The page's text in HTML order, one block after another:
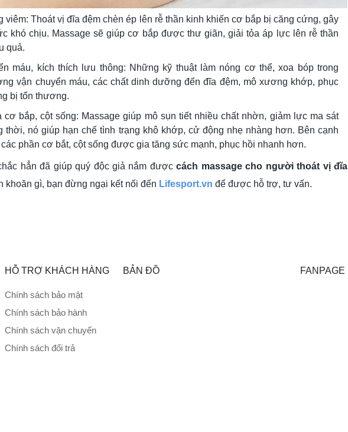
viêm: Thoát vị đĩa đệm chèn ép lên rễ thần kinh khiến cơ bắp bị căng cứng, gây
khó chịu. Massage sẽ giúp cơ bắp được thư giãn, giải tỏa áp lực lên rễ thần
quả.
máu, kích thích lưu thông: Những kỹ thuật làm nóng cơ thể, xoa bóp trong
vận chuyển máu, các chất dinh dưỡng đến đĩa đệm, mô xương khớp, phục
bị tổn thương.
cơ bắp, cột sống: Massage giúp mô sụn tiết nhiều chất nhờn, giảm lực ma sát
thời, nó giúp hạn chế tình trạng khô khớp, cử động nhẹ nhàng hơn. Bên cạnh
phần cơ bắt, cột sống được gia tăng sức mạnh, phục hồi nhanh hơn.
hẳn đã giúp quý độc giả nắm đượccách massage cho người thoát vị đĩa
khoăn gì, bạn đừng ngại kết nối đến Lifesport.vn để được hỗ trợ, tư vấn.
HỖ TRỢ KHÁCH HÀNG
Chính sách bảo mật
Chính sách bảo hành
Chính sách vận chuyển
Chính sách đổi trả
BẢN ĐỒ FANPAGE